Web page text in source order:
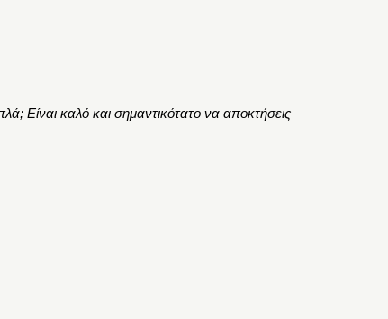
Είναι καλό και σημαντικότατο να αποκτήσεις